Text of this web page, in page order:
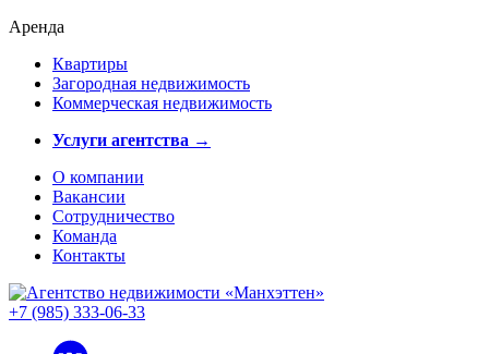
Аренда
Квартиры
Загородная недвижимость
Коммерческая недвижимость
Услуги агентства →
О компании
Вакансии
Сотрудничество
Команда
Контакты
+7 (985) 333-06-33